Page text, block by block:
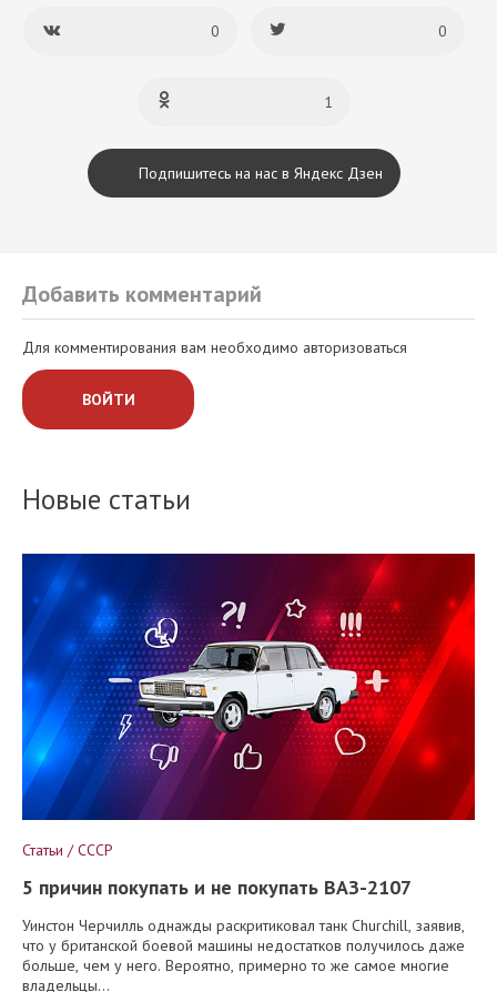
0 0
1
Подпишитесь на нас в Яндекс Дзен
Добавить комментарий
Для комментирования вам необходимо авторизоваться
ВОЙТИ
Новые статьи
Статьи / СССР
5 причин покупать и не покупать ВАЗ-2107
Уинстон Черчилль однажды раскритиковал танк Churchill, заявив,
что у британской боевой машины недостатков получилось даже
больше, чем у него. Вероятно, примерно то же самое многие
владельцы...